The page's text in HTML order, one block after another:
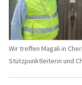
Wir treffen Magali in
Stützpunktleiterin und